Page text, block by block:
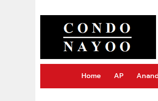
Home AP